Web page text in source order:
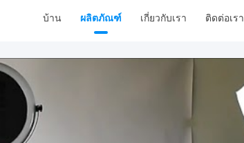
บ้าน ผลิตภัณฑ์ เกี่ยวกับเรา ติดต่อเรา